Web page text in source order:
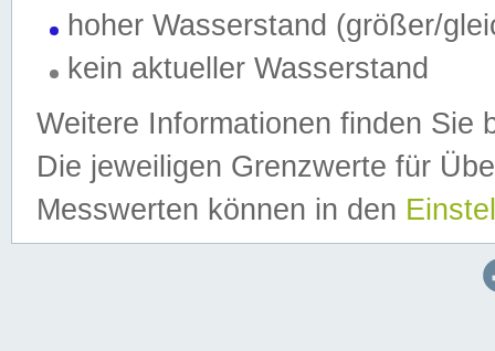
hoher Wasserstand (größer/
kein aktueller Wasserstand
Weitere Informationen finden Sie
Die jeweiligen Grenzwerte für
Messwerten können in den